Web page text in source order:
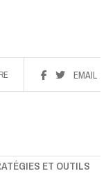
EMAIL
ET OUTILS